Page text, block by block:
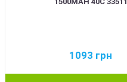
1093 грн